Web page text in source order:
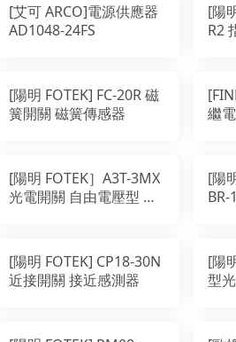
[艾可 ARCO]電源供應器
AD1048-24FS
[陽
R2
[陽明 FOTEK] FC-20R 磁
簧開關 磁簧傳感器
繼
[陽明 FOTEK］A3T-3MX
光電開關 自由電壓型 對
[陽
BR-
[陽明 FOTEK] CP18-30N
近接開關 接近感測器
[陽
型